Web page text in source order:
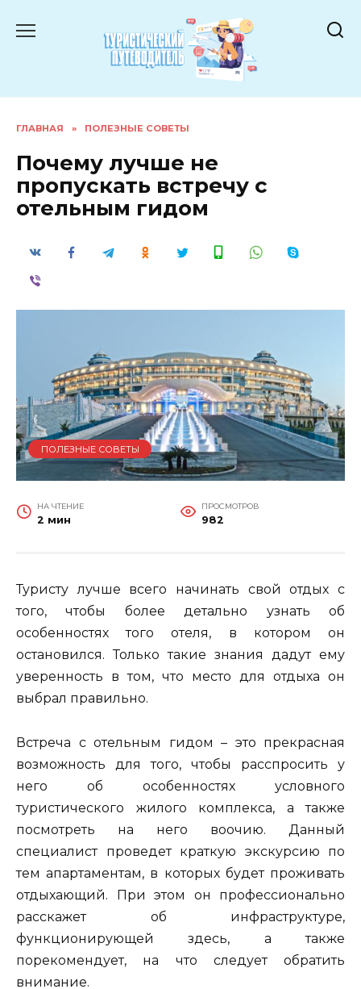
ГЛАВНАЯ » ПОЛЕЗНЫЕ СОВЕТЫ
Почему лучше не
пропускать встречу с
отельным гидом
ПОЛЕЗНЫЕ СОВЕТЫ
НА ЧТЕНИЕ
2 мин
ПРОСМОТРОВ
982
Туристу лучше всего начинать свой отдых с
того, чтобы более детально узнать об
особенностях того отеля, в котором он
остановился. Только такие знания дадут ему
уверенность в том, что место для отдыха он
выбрал правильно.
Встреча с отельным гидом – это прекрасная
возможность для того, чтобы расспросить у
него об особенностях условного
туристического жилого комплекса, а также
посмотреть на него воочию. Данный
специалист проведет краткую экскурсию по
тем апартаментам, в которых будет проживать
отдыхающий. При этом он профессионально
расскажет об инфраструктуре,
функционирующей здесь, а также
порекомендует, на что следует обратить
внимание.